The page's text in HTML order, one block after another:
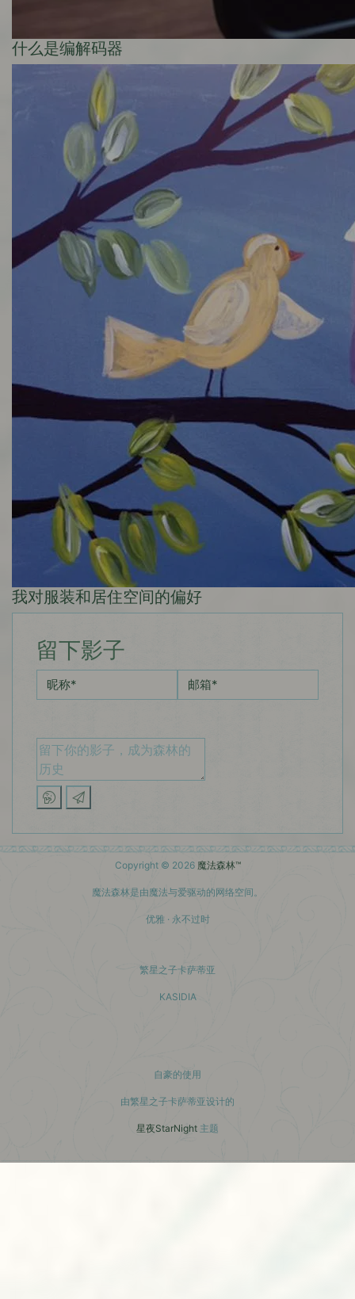
什么是编解码器
我对服装和居住空间的偏好
留下影子
昵称* 邮箱*
Copyright © 2026 魔法森林™
魔法森林是由魔法与爱驱动的网络空间。
优雅 · 永不过时
繁星之子卡萨蒂亚
KASIDIA
自豪的使用
由繁星之子卡萨蒂亚设计的
星夜StarNight 主题